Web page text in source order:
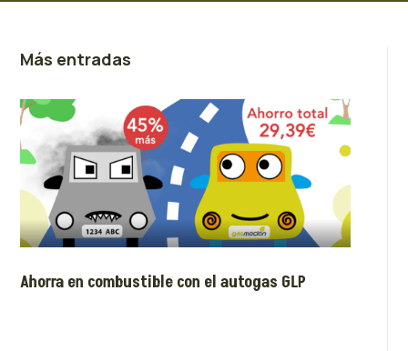
Más entradas
Ahorra en combustible con el autogas GLP